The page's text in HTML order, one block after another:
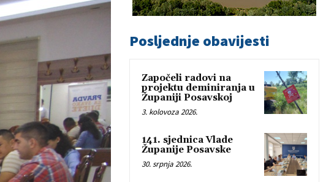
Posljednje obavijesti
Započeli radovi na
projektu deminiranja u
Županiji Posavskoj
3. kolovoza 2026.
141. sjednica Vlade
Županije Posavske
30. srpnja 2026.